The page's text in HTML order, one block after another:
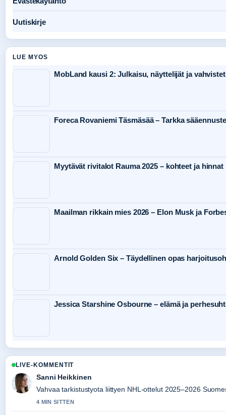
Uutiskirje
LUE MYOS
MobLand kausi 2: Julkaisu, näyttelijät ja
Foreca Rovaniemi Täsmäsää – Tarkka
Myytävät rivitalot Rauma 2025 – kohteet ja hinnat
Maailman rikkain mies 2026 – Elon Musk ja
Arnold Golden Six – Täydellinen opas
Jessica Starshine Osbourne – elämä ja
LIVE-KOMMENTIT
Sanni Heikkinen
Vahvaa tarkistustyota liittyen NHL-ottelut 2025–2026
4 MIN SITTEN